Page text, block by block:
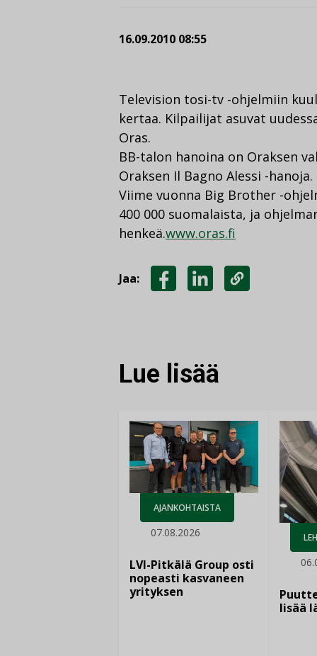
16.09.2010 08:55
Television tosi-tv -ohjelmiin
kertaa. Kilpailijat asuvat
Oras.
BB-talon hanoina on Oraksen
Oraksen Il Bagno Alessi -hanoja.
Viime vuonna Big Brother -
400 000 suomalaista, ja
henkeä.www.oras.fi
Jaa:
Lue lisää
AJANKOHTAISTA
07.08.2026
LVI-Pitkälä Group osti
nopeasti kasvaneen
yrityksen
lisää